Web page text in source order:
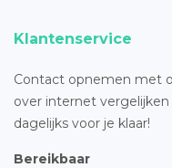
Klantenservice
Contact opnemen met
over internet
dagelijks voor je klaar!
Bereikbaar